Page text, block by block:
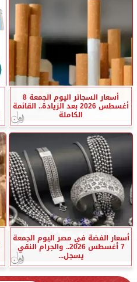
أسعار السجائر اليوم الجمعة 8
أغسطس 2026 بعد الزيادة.. القائمة
الكاملة
أسعار الفضة في مصر اليوم الجمعة
7 أغسطس 2026.. والجرام النقي
يسجل...